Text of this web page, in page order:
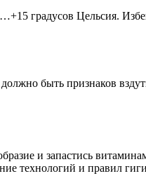
градусов Цельсия.
быть признаков
и запастись
технологий и правил